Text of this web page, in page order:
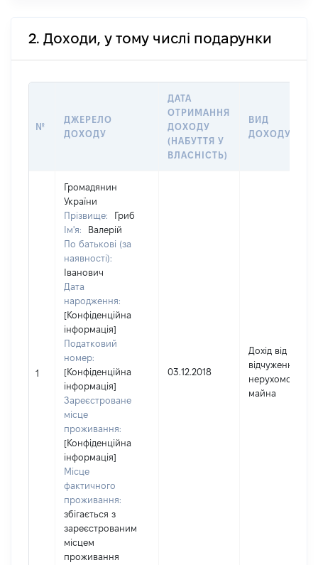
2. Доходи, у тому числі подарунки
№
ДЖЕРЕЛО
ДОХОДУ
ДАТА
ОТРИМАННЯ
ДОХОДУ
(НАБУТТЯ У
ВЛАСНІСТЬ)
ВИД
ДОХОДУ
1
Громадянин
України
Прізвище:
Гриб
Ім'я:
Валерій
По батькові (за
наявності):
Іванович
Дата
народження:
[Конфіденційна
інформація]
Податковий
номер:
[Конфіденційна
інформація]
Зареєстроване
місце
проживання:
[Конфіденційна
інформація]
Місце
фактичного
проживання:
збігається з
зареєстрованим
місцем
проживання
03.12.2018
Дохід від
відчуження
нерухомого
майна